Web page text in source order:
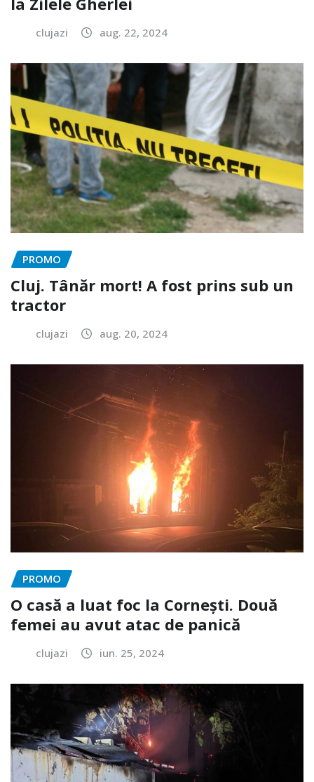
clujazi aug. 22, 2024
PROMO
Cluj. Tânăr mort! A fost prins sub un
tractor
clujazi aug. 20, 2024
PROMO
O casă a luat foc la Cornești. Două
femei au avut atac de panică
clujazi iun. 25, 2024